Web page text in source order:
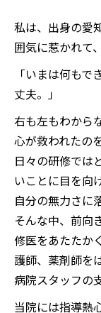
私は、出身の愛
囲気に惹かれて
「いまは何も
丈夫。」
右も左もわから
心が救われたの
日々の研修では
いことに目を向
自分の無力さに
そんな中、前向
修医をあたたか
護師、薬剤師を
病院スタッフの
当院には指導熱